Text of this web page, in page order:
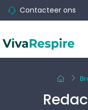
Contacteer ons